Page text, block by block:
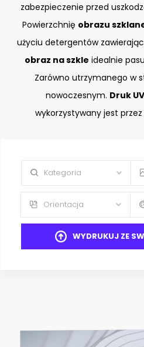
zabezpieczenie przed
Powierzchnię obrazu
użyciu detergentów
obraz na szkle idealnie
Zarówno utrzymanego w
nowoczesnym. Druk
wykorzystywany jest
Kategoria
Orientacja
WYDRUKUJ ZE